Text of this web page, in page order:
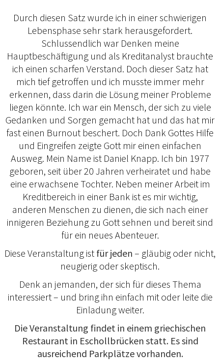
Durch diesen Satz wurde ich in einer schwierigen
Lebensphase sehr stark herausgefordert.
Schlussendlich war Denken meine
Hauptbeschäftigung und als Kreditanalyst brauchte
ich einen scharfen Verstand. Doch dieser Satz hat
mich tief getroffen und ich musste immer mehr
erkennen, dass darin die Lösung meiner Probleme
liegen könnte. Ich war ein Mensch, der sich zu viele
Gedanken und Sorgen gemacht hat und das hat mir
fast einen Burnout beschert. Doch Dank Gottes Hilfe
und Eingreifen zeigte Gott mir einen einfachen
Ausweg. Mein Name ist Daniel Knapp. Ich bin 1977
geboren, seit über 20 Jahren verheiratet und habe
eine erwachsene Tochter. Neben meiner Arbeit im
Kreditbereich in einer Bank ist es mir wichtig,
anderen Menschen zu dienen, die sich nach einer
innigeren Beziehung zu Gott sehnen und bereit sind
für ein neues Abenteuer.
Diese Veranstaltung ist für jeden – gläubig oder nicht,
neugierig oder skeptisch.
Denk an jemanden, der sich für dieses Thema
interessiert – und bring ihn einfach mit oder leite die
Einladung weiter.
Die Veranstaltung findet in einem griechischen
Restaurant in Eschollbrücken statt. Es sind
ausreichend Parkplätze vorhanden.